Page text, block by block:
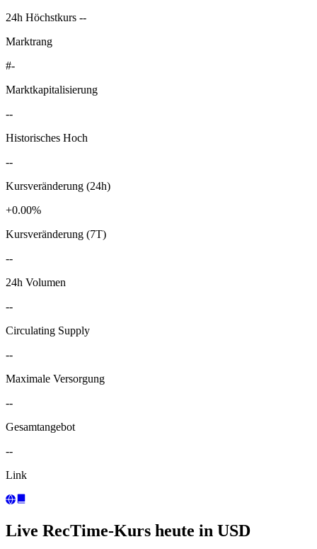
24h Höchstkurs --
Marktrang
#-
Marktkapitalisierung
--
Historisches Hoch
--
Kursveränderung (24h)
+0.00%
Kursveränderung (7T)
--
24h Volumen
--
Circulating Supply
--
Maximale Versorgung
--
Gesamtangebot
--
Link
Live RecTime-Kurs heute in USD